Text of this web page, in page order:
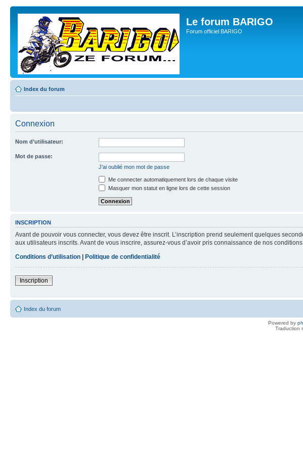
Le forum BARIGO
Forum officiel BARIGO
Index du forum
Connexion
Nom d’utilisateur:
Mot de passe:
J’ai oublié mon mot de passe
Me connecter automatiquement lors de chaque visite
Masquer mon statut en ligne lors de cette session
INSCRIPTION
Avant de pouvoir vous connecter, vous devez être inscrit. L’inscription prend seulement quelques
aux utilisateurs inscrits. Avant de vous inscrire, assurez-vous d’avoir pris connaissance de nos
Conditions d’utilisation | Politique de confidentialité
Inscription
Index du forum
Powered by
Traduction